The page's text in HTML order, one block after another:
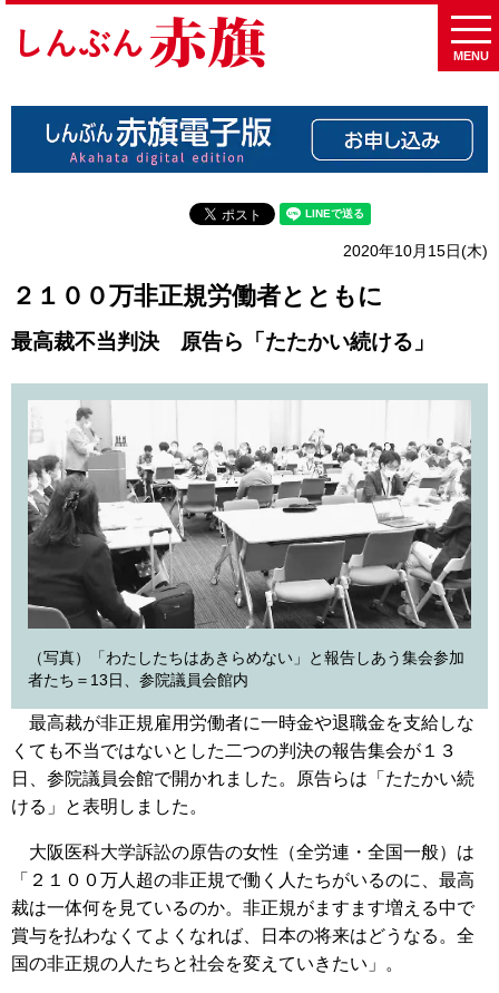
MENU
2020年10月15日(木)
２１００万非正規労働者とともに
最高裁不当判決 原告ら「たたかい続ける」
（写真）「わたしたちはあきらめない」と報告しあう集会参加
者たち＝13日、参院議員会館内
最高裁が非正規雇用労働者に一時金や退職金を支給しな
くても不当ではないとした二つの判決の報告集会が１３
日、参院議員会館で開かれました。原告らは「たたかい続
ける」と表明しました。
大阪医科大学訴訟の原告の女性（全労連・全国一般）は
「２１００万人超の非正規で働く人たちがいるのに、最高
裁は一体何を見ているのか。非正規がますます増える中で
賞与を払わなくてよくなれば、日本の将来はどうなる。全
国の非正規の人たちと社会を変えていきたい」。